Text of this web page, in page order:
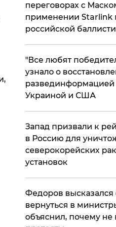
переговорах с
применении Starlink
российской
​"Все любят
узнало о
Украиной и США
Запад призвали к
в Россию для
северокорейских
установок
Федоров высказался
вернуться в
объяснил, почему не